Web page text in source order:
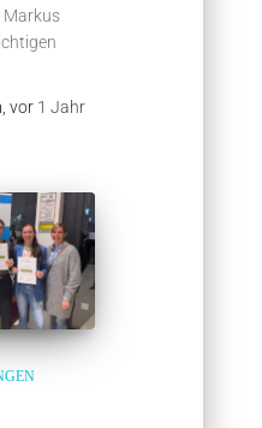
Markus
, vor 1 Jahr